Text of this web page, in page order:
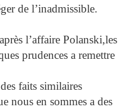
de l’inadmissible.
l’affaire Polanski,les
prudences a remettre
faits similaires
nous en sommes a des